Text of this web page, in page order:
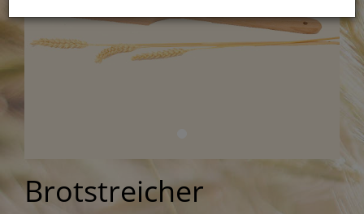
Brotstreicher